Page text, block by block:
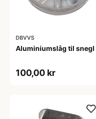
DBVVS
Aluminiumslåg til snegl
100,00 kr